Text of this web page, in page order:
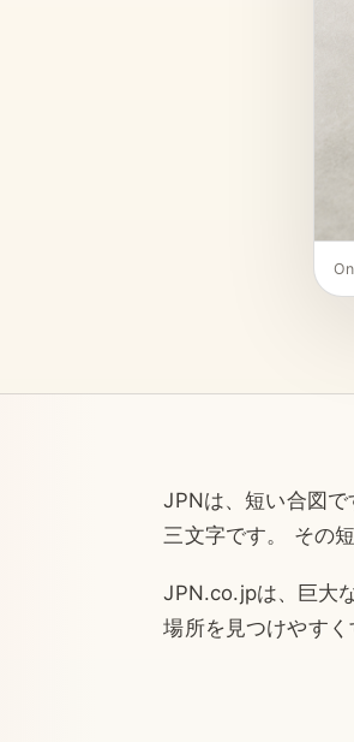
JPNは、短い合図
三文字です。 その
JPN.co.jpは、巨大
場所を見つけやすく